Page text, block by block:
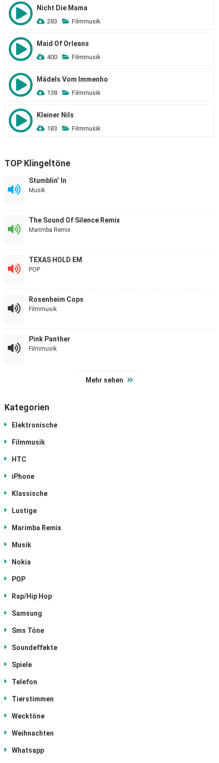
Nicht Die Mama
283 Filmmusik
Maid Of Orleans
400 Filmmusik
Mädels Vom Immenho
138 Filmmusik
Kleiner Nils
183 Filmmusik
TOP Klingeltöne
Stumblin’ In
Musik
The Sound Of Silence Remix
Marimba Remix
TEXAS HOLD EM
POP
Rosenheim Cops
Filmmusik
Pink Panther
Filmmusik
Mehr sehen
Kategorien
Elektronische
Filmmusik
HTC
iPhone
Klassische
Lustige
Marimba Remix
Musik
Nokia
POP
Rap/Hip Hop
Samsung
Sms Töne
Soundeffekte
Spiele
Telefon
Tierstimmen
Wecktöne
Weihnachten
Whatsapp